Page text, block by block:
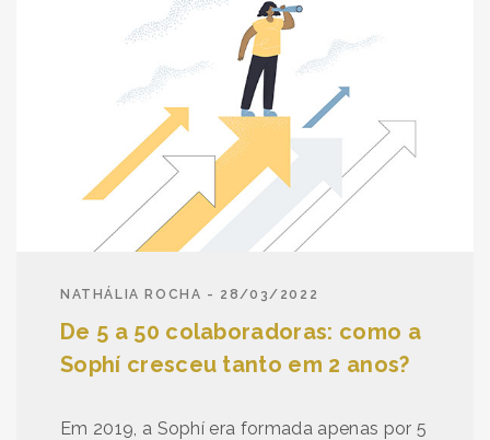
NATHÁLIA ROCHA - 28/03/2022
De 5 a 50 colaboradoras: como a
Sophí cresceu tanto em 2 anos?
Em 2019, a Sophí era formada apenas por 5